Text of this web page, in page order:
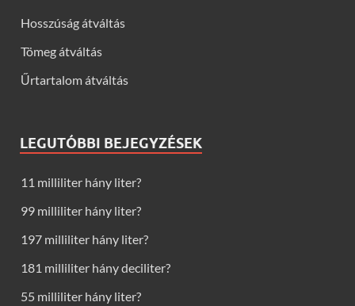
Hosszúság átváltás
Tömeg átváltás
Űrtartalom átváltás
LEGUTÓBBI BEJEGYZÉSEK
11 milliliter hány liter?
99 milliliter hány liter?
197 milliliter hány liter?
181 milliliter hány deciliter?
55 milliliter hány liter?